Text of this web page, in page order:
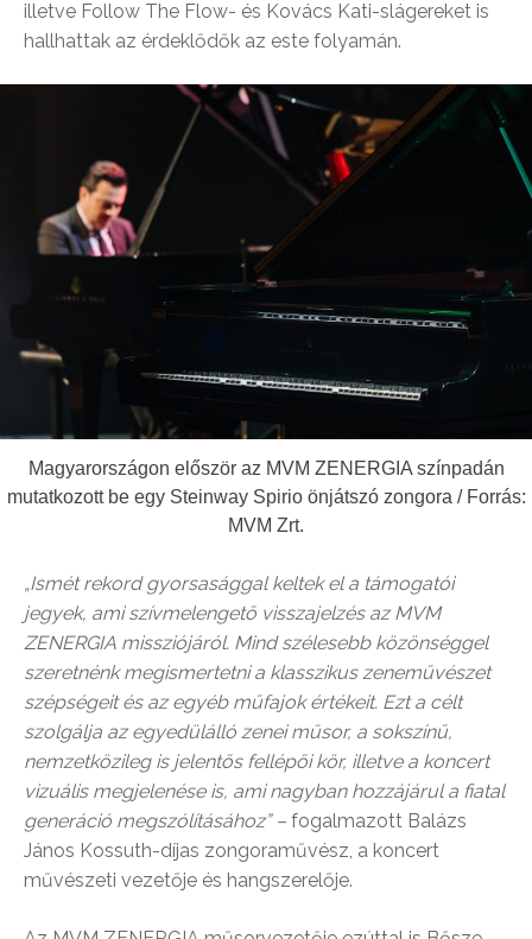
illetve Follow The Flow- és Kovács Kati-slágereket is
hallhattak az érdeklődők az este folyamán.
Magyarországon először az MVM ZENERGIA színpadán
mutatkozott be egy Steinway Spirio önjátszó zongora / Forrás:
MVM Zrt.
„Ismét rekord gyorsasággal keltek el a támogatói
jegyek, ami szívmelengető visszajelzés az MVM
ZENERGIA missziójáról. Mind szélesebb közönséggel
szeretnénk megismertetni a klasszikus zeneművészet
szépségeit és az egyéb műfajok értékeit. Ezt a célt
szolgálja az egyedülálló zenei műsor, a sokszínű,
nemzetközileg is jelentős fellépői kör, illetve a koncert
vizuális megjelenése is, ami nagyban hozzájárul a fiatal
generáció megszólításához” –fogalmazott Balázs
János Kossuth-díjas zongoraművész, a koncert
művészeti vezetője és hangszerelője.